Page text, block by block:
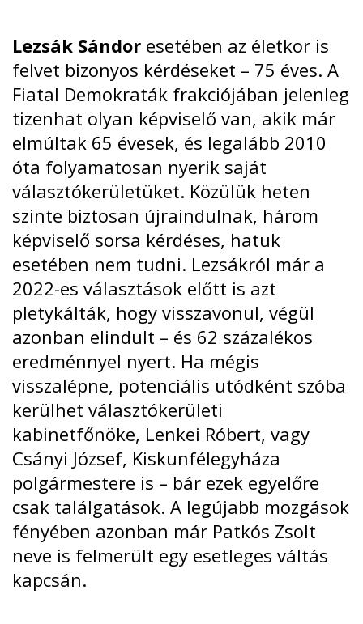
Lezsák Sándor esetében az életkor is
felvet bizonyos kérdéseket – 75 éves. A
Fiatal Demokraták frakciójában jelenleg
tizenhat olyan képviselő van, akik már
elmúltak 65 évesek, és legalább 2010
óta folyamatosan nyerik saját
választókerületüket. Közülük heten
szinte biztosan újraindulnak, három
képviselő sorsa kérdéses, hatuk
esetében nem tudni. Lezsákról már a
2022-es választások előtt is azt
pletykálták, hogy visszavonul, végül
azonban elindult – és 62 százalékos
eredménnyel nyert. Ha mégis
visszalépne, potenciális utódként szóba
kerülhet választókerületi
kabinetfőnöke, Lenkei Róbert, vagy
Csányi József, Kiskunfélegyháza
polgármestere is – bár ezek egyelőre
csak találgatások. A legújabb mozgások
fényében azonban már Patkós Zsolt
neve is felmerült egy esetleges váltás
kapcsán.